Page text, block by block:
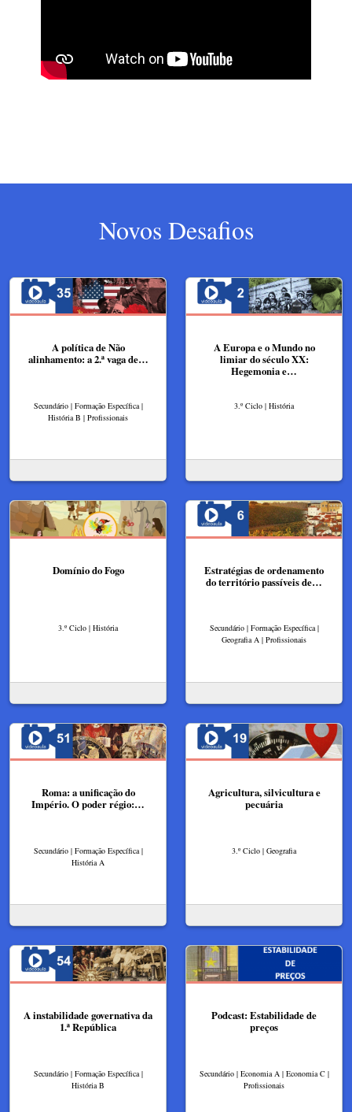
Novos Desafios
A política de Não
alinhamento: a 2.ª vaga de…
Secundário | Formação Específica |
História B | Profissionais
A Europa e o Mundo no
limiar do século XX:
Hegemonia e…
3.º Ciclo | História
Domínio do Fogo
3.º Ciclo | História
Estratégias de ordenamento
do território passíveis de…
Secundário | Formação Específica |
Geografia A | Profissionais
Roma: a unificação do
Império. O poder régio:…
Secundário | Formação Específica |
História A
Agricultura, silvicultura e
pecuária
3.º Ciclo | Geografia
A instabilidade governativa da
1.ª República
Secundário | Formação Específica |
História B
Podcast: Estabilidade de
preços
Secundário | Economia A | Economia C |
Profissionais